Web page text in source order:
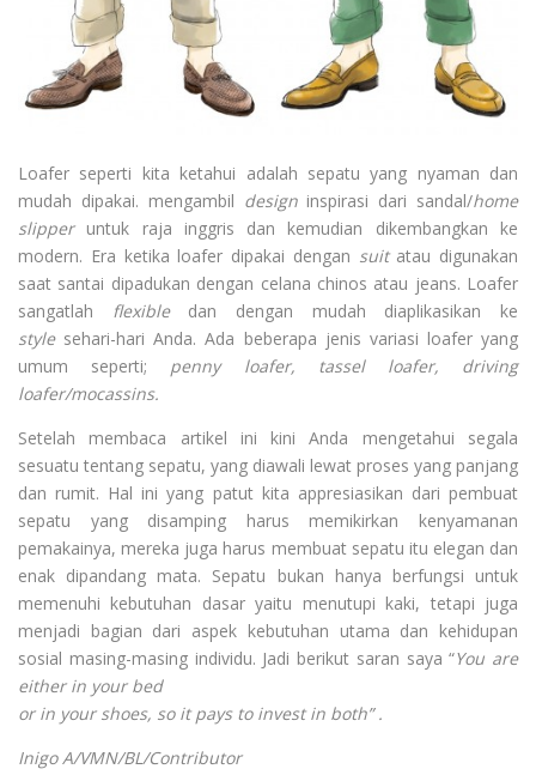
Loafer seperti kita ketahui adalah sepatu yang nyaman dan
mudah dipakai. mengambil design inspirasi dari sandal/home
slipperuntuk raja inggris dan kemudian dikembangkan ke
modern. Era ketika loafer dipakai dengan suitatau digunakan
saat santai dipadukan dengan celana chinos atau jeans. Loafer
sangatlah flexibledan dengan mudah diaplikasikan ke
stylesehari-hari Anda. Ada beberapa jenis variasi loafer yang
umum seperti; penny loafer, tassel loafer, driving
loafer/mocassins.
Setelah membaca artikel ini kini Anda mengetahui segala
sesuatu tentang sepatu, yang diawali lewat proses yang panjang
dan rumit. Hal ini yang patut kita appresiasikan dari pembuat
sepatu yang disamping harus memikirkan kenyamanan
pemakainya, mereka juga harus membuat sepatu itu elegan dan
enak dipandang mata. Sepatu bukan hanya berfungsi untuk
memenuhi kebutuhan dasar yaitu menutupi kaki, tetapi juga
menjadi bagian dari aspek kebutuhan utama dan kehidupan
sosial masing-masing individu. Jadi berikut saran saya “You are
either in your bed
or in your shoes, so it pays to invest in both” .
Inigo A/VMN/BL/Contributor